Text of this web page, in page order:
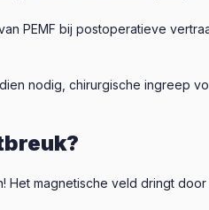
PEMF bij postoperatieve
nodig, chirurgische ingreep
Het magnetische veld dringt